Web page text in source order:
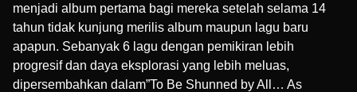
menjadi album pertama bagi mereka setelah selama 14
tahun tidak kunjung merilis album maupun lagu baru
apapun. Sebanyak 6 lagu dengan pemikiran lebih
progresif dan daya eksplorasi yang lebih meluas,
dipersembahkan dalam”To Be Shunned by All… As